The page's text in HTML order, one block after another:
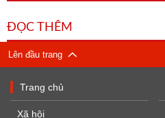
ĐỌC THÊM
Lên đầu trang
Trang chủ
Xã hội